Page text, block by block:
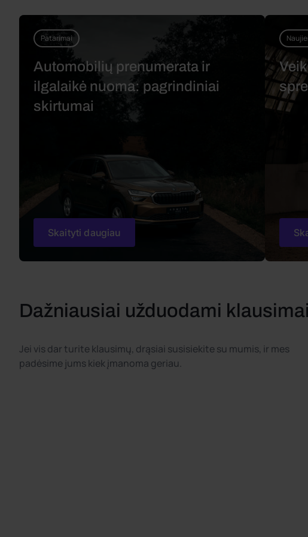
Patarimai
Automobilių prenumerata ir
ilgalaikė nuoma: pagrindiniai
skirtumai
Skaityti daugiau
Dažniausiai užduodami klausimai
Jei vis dar turite klausimų, drąsiai susisiekite su mumis, ir mes
padėsime jums kiek įmanoma geriau.